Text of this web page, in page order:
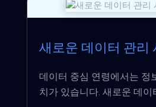
새로운 데이터 관리
데이터 중심 연령에서는 정
치가 있습니다. 새로운 데이